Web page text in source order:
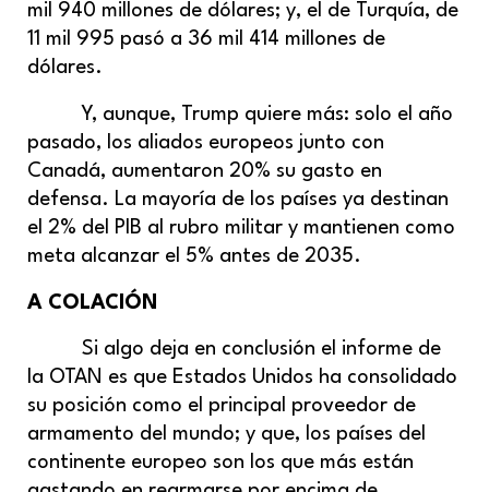
mil 940 millones de dólares; y, el de Turquía, de
11 mil 995 pasó a 36 mil 414 millones de
dólares.
Y, aunque, Trump quiere más: solo el año
pasado, los aliados europeos junto con
Canadá, aumentaron 20% su gasto en
defensa. La mayoría de los países ya destinan
el 2% del PIB al rubro militar y mantienen como
meta alcanzar el 5% antes de 2035.
A COLACIÓN
Si algo deja en conclusión el informe de
la OTAN es que Estados Unidos ha consolidado
su posición como el principal proveedor de
armamento del mundo; y que, los países del
continente europeo son los que más están